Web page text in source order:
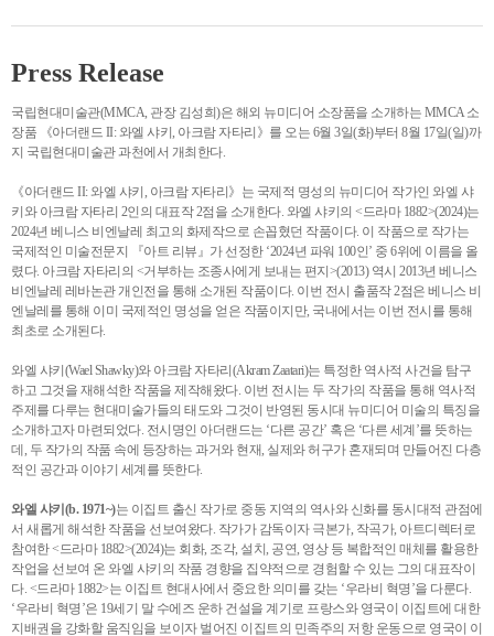
Press Release
국립현대미술관(MMCA, 관장 김성희)은 해외 뉴미디어 소장품을 소개하는 MMCA 소
장품 《아더랜드 II: 와엘 샤키, 아크람 자타리》를 오는 6월 3일(화)부터 8월 17일(일)까
지 국립현대미술관 과천에서 개최한다.
《아더랜드 II: 와엘 샤키, 아크람 자타리》는 국제적 명성의 뉴미디어 작가인 와엘 샤
키와 아크람 자타리 2인의 대표작 2점을 소개한다. 와엘 샤키의 <드라마 1882>(2024)는
2024년 베니스 비엔날레 최고의 화제작으로 손꼽혔던 작품이다. 이 작품으로 작가는
국제적인 미술전문지 『아트 리뷰』가 선정한 ‘2024년 파워 100인’ 중 6위에 이름을 올
렸다. 아크람 자타리의 <거부하는 조종사에게 보내는 편지>(2013) 역시 2013년 베니스
비엔날레 레바논관 개인전을 통해 소개된 작품이다. 이번 전시 출품작 2점은 베니스 비
엔날레를 통해 이미 국제적인 명성을 얻은 작품이지만, 국내에서는 이번 전시를 통해
최초로 소개된다.
와엘 샤키(Wael Shawky)와 아크람 자타리(Akram Zaatari)는 특정한 역사적 사건을 탐구
하고 그것을 재해석한 작품을 제작해왔다. 이번 전시는 두 작가의 작품을 통해 역사적
주제를 다루는 현대미술가들의 태도와 그것이 반영된 동시대 뉴미디어 미술의 특징을
소개하고자 마련되었다. 전시명인 아더랜드는 ‘다른 공간’ 혹은 ‘다른 세계’를 뜻하는
데, 두 작가의 작품 속에 등장하는 과거와 현재, 실제와 허구가 혼재되며 만들어진 다층
적인 공간과 이야기 세계를 뜻한다.
와엘 샤키(b. 1971~)는 이집트 출신 작가로 중동 지역의 역사와 신화를 동시대적 관점에
서 새롭게 해석한 작품을 선보여왔다. 작가가 감독이자 극본가, 작곡가, 아트디렉터로
참여한 <드라마 1882>(2024)는 회화, 조각, 설치, 공연, 영상 등 복합적인 매체를 활용한
작업을 선보여 온 와엘 샤키의 작품 경향을 집약적으로 경험할 수 있는 그의 대표작이
다. <드라마 1882>는 이집트 현대사에서 중요한 의미를 갖는 ‘우라비 혁명’을 다룬다.
‘우라비 혁명’은 19세기 말 수에즈 운하 건설을 계기로 프랑스와 영국이 이집트에 대한
지배권을 강화할 움직임을 보이자 벌어진 이집트의 민족주의 저항 운동으로 영국이 이